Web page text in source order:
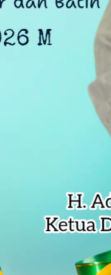
di Bekasi Raih Emas
6 Tersangka
Naskah